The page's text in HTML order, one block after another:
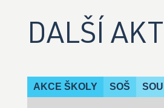
DALŠÍ
AKCE ŠKOLY SOŠ SOU